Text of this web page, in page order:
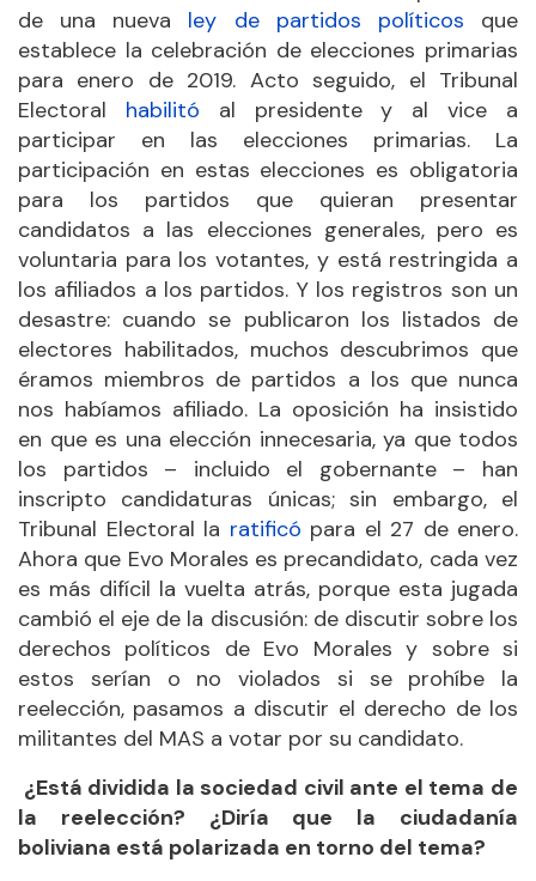
de una nueva ley de partidos políticos que
establece la celebración de elecciones primarias
para enero de 2019. Acto seguido, el Tribunal
Electoral habilitó al presidente y al vice a
participar en las elecciones primarias. La
participación en estas elecciones es obligatoria
para los partidos que quieran presentar
candidatos a las elecciones generales, pero es
voluntaria para los votantes, y está restringida a
los afiliados a los partidos. Y los registros son un
desastre: cuando se publicaron los listados de
electores habilitados, muchos descubrimos que
éramos miembros de partidos a los que nunca
nos habíamos afiliado. La oposición ha insistido
en que es una elección innecesaria, ya que todos
los partidos – incluido el gobernante – han
inscripto candidaturas únicas; sin embargo, el
Tribunal Electoral la ratificó para el 27 de enero.
Ahora que Evo Morales es precandidato, cada vez
es más difícil la vuelta atrás, porque esta jugada
cambió el eje de la discusión: de discutir sobre los
derechos políticos de Evo Morales y sobre si
estos serían o no violados si se prohíbe la
reelección, pasamos a discutir el derecho de los
militantes del MAS a votar por su candidato.
¿Está dividida la sociedad civil ante el tema de
la reelección? ¿Diría que la ciudadanía
boliviana está polarizada en torno del tema?